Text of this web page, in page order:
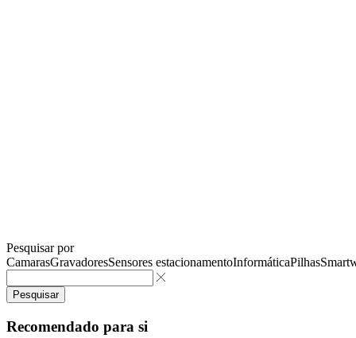
Pesquisar por
CamarasGravadoresSensores estacionamentoInformáticaPilhas
Pesquisar
Recomendado para si